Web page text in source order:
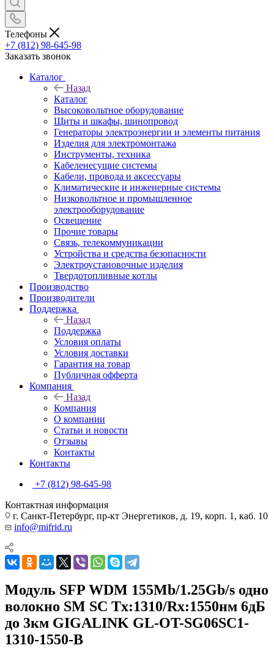
Телефоны
+7 (812) 98-645-98
Заказать звонок
Каталог
Назад
Каталог
Высоковольтное оборудование
Щиты и шкафы, шинопровод
Генераторы электроэнергии и элементы питания
Изделия для электромонтажа
Инструменты, техника
Кабеленесущие системы
Кабели, провода и аксессуары
Климатические и инженерные системы
Низковольтное и промышленное
электрооборудование
Освещение
Прочие товары
Связь, телекоммуникации
Устройства и средства безопасности
Электроустановочные изделия
Твердотопливные котлы
Производство
Производители
Поддержка
Назад
Поддержка
Условия оплаты
Условия доставки
Гарантия на товар
Публичная офферта
Компания
Назад
Компания
О компании
Статьи и новости
Отзывы
Контакты
Контакты
+7 (812) 98-645-98
Контактная информация
г. Санкт-Петербург, пр-кт Энергетиков, д. 19, корп. 1, каб. 10
info@mifrid.ru
Модуль SFP WDM 155Mb/1.25Gb/s одно
волокно SM SC Tx:1310/Rx:1550нм 6дБ
до 3км GIGALINK GL-OT-SG06SC1-
1310-1550-B